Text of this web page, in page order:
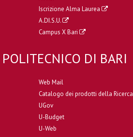
Iscrizione Alma Laurea
A.DI.S.U.
Campus X Bari
POLITECNICO DI BARI
Web Mail
Catalogo dei prodotti della Ricerca
UGov
U-Budget
U-Web